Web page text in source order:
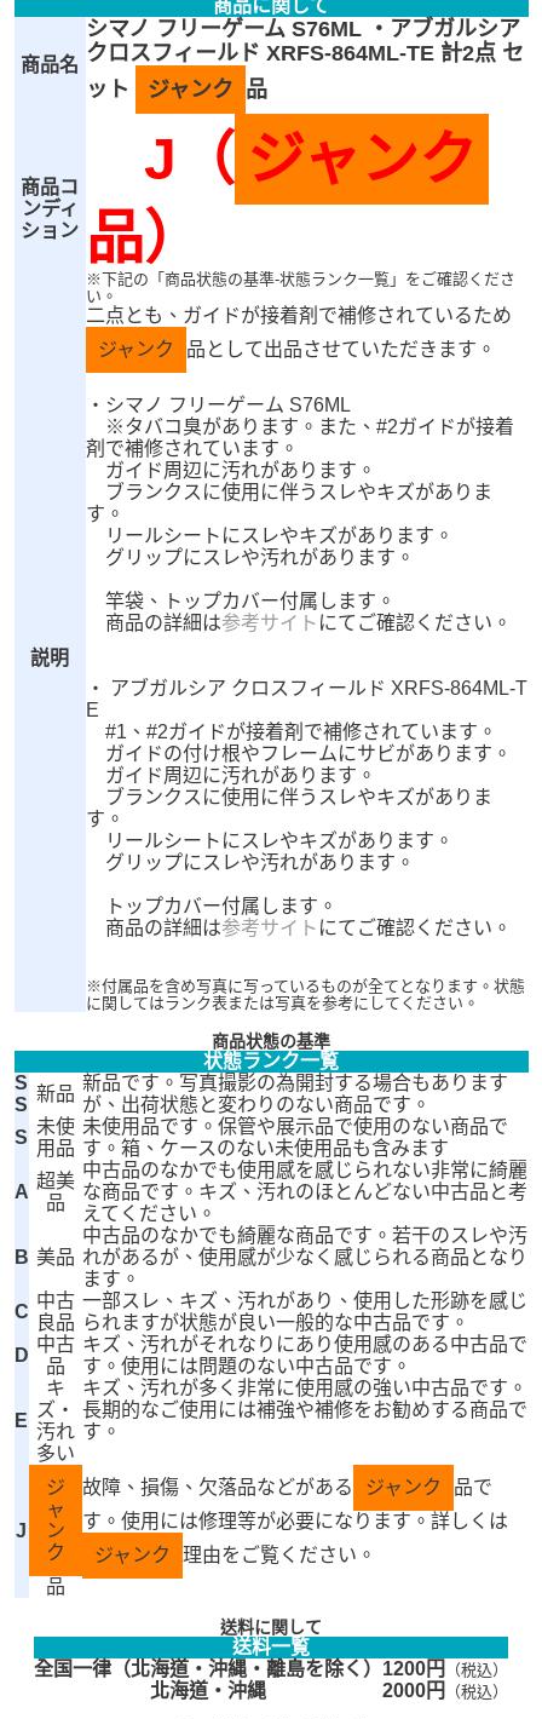
商品に関して
商品名
シマノ フリーゲーム S76ML ・アブガルシア
クロスフィールド XRFS-864ML-TE 計2点 セ
ット
ジャンク 品
商品コ
ンディ
ション
J（ ジャンク
品）
※下記の「商品状態の基準-状態ランク一覧」をご確認くださ
い。
説明
二点とも、ガイドが接着剤で補修されているため
ジャンク
品として出品させていただきます。
・シマノ フリーゲーム S76ML
※タバコ臭があります。また、#2ガイドが接着
剤で補修されています。
ガイド周辺に汚れがあります。
ブランクスに使用に伴うスレやキズがありま
す。
リールシートにスレやキズがあります。
グリップにスレや汚れがあります。
竿袋、トップカバー付属します。
商品の詳細は参考サイト にてご確認ください。
・ アブガルシア クロスフィールド XRFS-864ML-T
E
#1、#2ガイドが接着剤で補修されています。
ガイドの付け根やフレームにサビがあります。
ガイド周辺に汚れがあります。
ブランクスに使用に伴うスレやキズがありま
す。
リールシートにスレやキズがあります。
グリップにスレや汚れがあります。
トップカバー付属します。
商品の詳細は参考サイト にてご確認ください。
※付属品を含め写真に写っているものが全てとなります。状態
に関してはランク表または写真を参考にしてください。
商品状態の基準
状態ランク一覧
S
S
新品
新品です。写真撮影の為開封する場合もあります
が、出荷状態と変わりのない商品です。
S
未使
用品
未使用品です。保管や展示品で使用のない商品で
す。箱、ケースのない未使用品も含みます
A
超美
品
中古品のなかでも使用感を感じられない非常に綺麗
な商品です。キズ、汚れのほとんどない中古品と考
えてください。
B 美品
中古品のなかでも綺麗な商品です。若干のスレや汚
れがあるが、使用感が少なく感じられる商品となり
ます。
C
中古
良品
一部スレ、キズ、汚れがあり、使用した形跡を感じ
られますが状態が良い一般的な中古品です。
D
中古
品
キズ、汚れがそれなりにあり使用感のある中古品で
す。使用には問題のない中古品です。
E
キ
ズ・
汚れ
多い
キズ、汚れが多く非常に使用感の強い中古品です。
長期的なご使用には補強や補修をお勧めする商品で
す。
J
ジ
ャ
ン
ク
品
故障、損傷、欠落品などがある ジャンク
品で
す。使用には修理等が必要になります。詳しくは
ジャンク
理由をご覧ください。
送料に関して
送料一覧
全国一律（北海道・沖縄・離島を除く） 1200円 （税込）
北海道・沖縄 2000円 （税込）